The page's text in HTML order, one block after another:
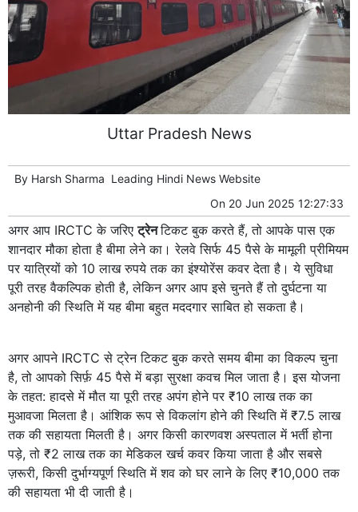
Uttar Pradesh News
By Harsh Sharma Leading Hindi News Website
On 20 Jun 2025 12:27:33
अगर आप IRCTC के जरिएट्रेनटिकट बुक करते हैं, तो आपके पास एक
शानदार मौका होता है बीमा लेने का। रेलवे सिर्फ 45 पैसे के मामूली प्रीमियम
पर यात्रियों को 10 लाख रुपये तक का इंश्योरेंस कवर देता है। ये सुविधा
पूरी तरह वैकल्पिक होती है, लेकिन अगर आप इसे चुनते हैं तो दुर्घटना या
अनहोनी की स्थिति में यह बीमा बहुत मददगार साबित हो सकता है।
अगर आपने IRCTC से ट्रेन टिकट बुक करते समय बीमा का विकल्प चुना
है, तो आपको सिर्फ़ 45 पैसे में बड़ा सुरक्षा कवच मिल जाता है। इस योजना
के तहत: हादसे में मौत या पूरी तरह अपंग होने पर ₹10 लाख तक का
मुआवजा मिलता है। आंशिक रूप से विकलांग होने की स्थिति में ₹7.5 लाख
तक की सहायता मिलती है। अगर किसी कारणवश अस्पताल में भर्ती होना
पड़े, तो ₹2 लाख तक का मेडिकल खर्च कवर किया जाता है और सबसे
ज़रूरी, किसी दुर्भाग्यपूर्ण स्थिति में शव को घर लाने के लिए ₹10,000 तक
की सहायता भी दी जाती है।